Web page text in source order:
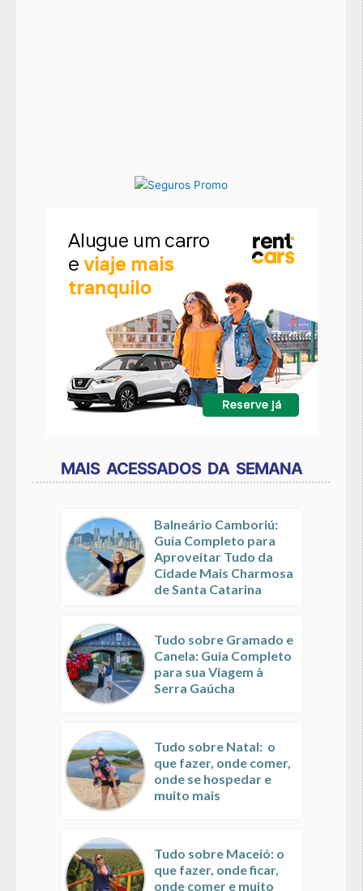
MAIS ACESSADOS DA SEMANA
Balneário Camboriú:
Guia Completo para
Aproveitar Tudo da
Cidade Mais Charmosa
de Santa Catarina
Tudo sobre Gramado e
Canela: Guia Completo
para sua Viagem à
Serra Gaúcha
Tudo sobre Natal: o
que fazer, onde comer,
onde se hospedar e
muito mais
Tudo sobre Maceió: o
que fazer, onde ficar,
onde comer e muito